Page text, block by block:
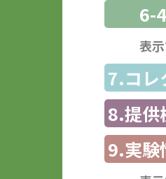
6-
表
7.コレ
8.提供
9.実験